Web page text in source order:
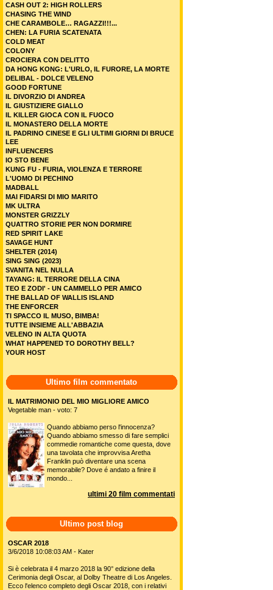
CASH OUT 2: HIGH ROLLERS
CHASING THE WIND
CHE CARAMBOLE… RAGAZZI!!!...
CHEN: LA FURIA SCATENATA
COLD MEAT
COLONY
CROCIERA CON DELITTO
DA HONG KONG: L'URLO, IL FURORE, LA MORTE
DELIBAL - DOLCE VELENO
GOOD FORTUNE
IL DIVORZIO DI ANDREA
IL GIUSTIZIERE GIALLO
IL KILLER GIOCA CON IL FUOCO
IL MONASTERO DELLA MORTE
IL PADRINO CINESE E GLI ULTIMI GIORNI DI BRUCE
LEE
INFLUENCERS
IO STO BENE
KUNG FU - FURIA, VIOLENZA E TERRORE
L'UOMO DI PECHINO
MADBALL
MAI FIDARSI DI MIO MARITO
MK ULTRA
MONSTER GRIZZLY
QUATTRO STORIE PER NON DORMIRE
RED SPIRIT LAKE
SAVAGE HUNT
SHELTER (2014)
SING SING (2023)
SVANITA NEL NULLA
TAYANG: IL TERRORE DELLA CINA
TEO E ZODI' - UN CAMMELLO PER AMICO
THE BALLAD OF WALLIS ISLAND
THE ENFORCER
TI SPACCO IL MUSO, BIMBA!
TUTTE INSIEME ALL'ABBAZIA
VELENO IN ALTA QUOTA
WHAT HAPPENED TO DOROTHY BELL?
YOUR HOST
Ultimo film commentato
IL MATRIMONIO DEL MIO MIGLIORE AMICO
Vegetable man - voto: 7
Quando abbiamo perso l'innocenza?
Quando abbiamo smesso di fare semplici
commedie romantiche come questa, dove
una tavolata che improvvisa Aretha
Franklin può diventare una scena
memorabile? Dove é andato a finire il
mondo...
ultimi 20 film commentati
Ultimo post blog
OSCAR 2018
3/6/2018 10:08:03 AM - Kater
Si è celebrata il 4 marzo 2018 la 90° edizione della
Cerimonia degli Oscar, al Dolby Theatre di Los Angeles.
Ecco l'elenco completo degli Oscar 2018, con i relativi